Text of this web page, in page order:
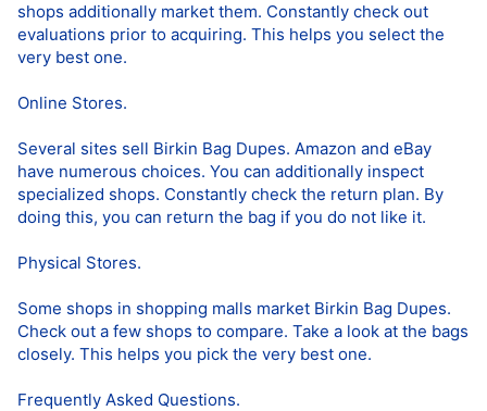
shops additionally market them. Constantly check out
evaluations prior to acquiring. This helps you select the
very best one.
Online Stores.
Several sites sell Birkin Bag Dupes. Amazon and eBay
have numerous choices. You can additionally inspect
specialized shops. Constantly check the return plan. By
doing this, you can return the bag if you do not like it.
Physical Stores.
Some shops in shopping malls market Birkin Bag Dupes.
Check out a few shops to compare. Take a look at the bags
closely. This helps you pick the very best one.
Frequently Asked Questions.